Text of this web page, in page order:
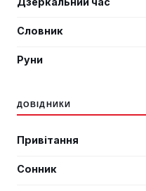
Словник
Руни
ДОВІДНИКИ
Привітання
Сонник